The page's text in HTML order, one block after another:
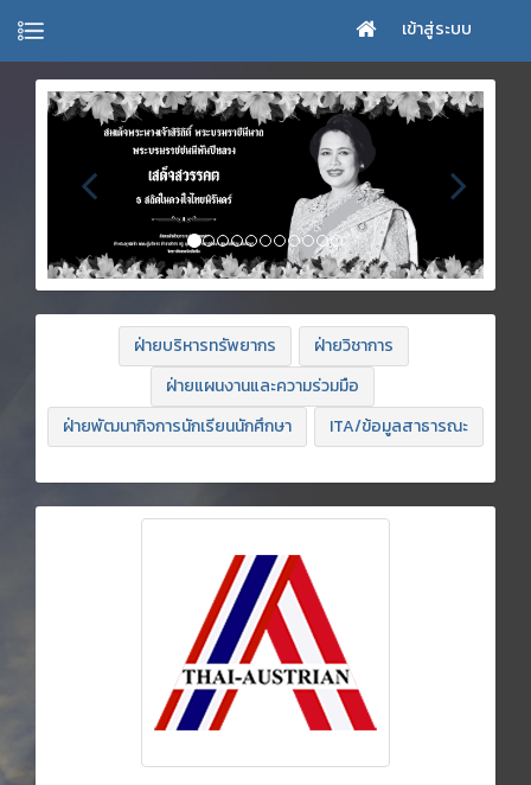
เข้าสู่ระบบ
ฝ่ายบริหารทรัพยากร
ฝ่ายวิชาการ
ฝ่ายแผนงานและความร่วมมือ
ฝ่ายพัฒนากิจการนักเรียนนักศึกษา
ITA/ข้อมูลสาธารณะ